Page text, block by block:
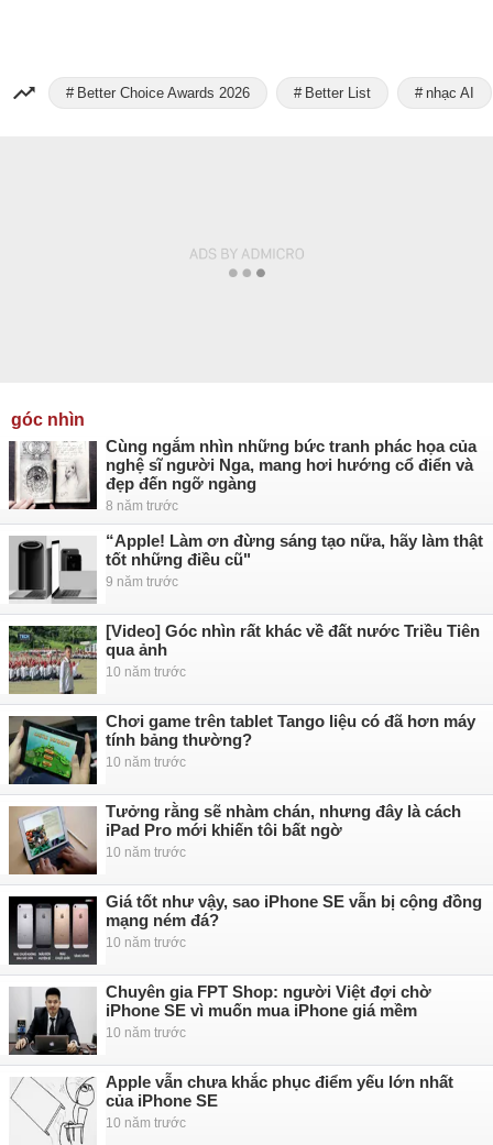
Better Choice Awards 2026 Better List nhạc AI
góc nhìn
Cùng ngắm nhìn những bức tranh phác họa của
nghệ sĩ người Nga, mang hơi hướng cổ điển và
đẹp đến ngỡ ngàng
8 năm trước
“Apple! Làm ơn đừng sáng tạo nữa, hãy làm thật
tốt những điều cũ"
9 năm trước
[Video] Góc nhìn rất khác về đất nước Triều Tiên
qua ảnh
10 năm trước
Chơi game trên tablet Tango liệu có đã hơn máy
tính bảng thường?
10 năm trước
Tưởng rằng sẽ nhàm chán, nhưng đây là cách
iPad Pro mới khiến tôi bất ngờ
10 năm trước
Giá tốt như vậy, sao iPhone SE vẫn bị cộng đồng
mạng ném đá?
10 năm trước
Chuyên gia FPT Shop: người Việt đợi chờ
iPhone SE vì muốn mua iPhone giá mềm
10 năm trước
Apple vẫn chưa khắc phục điểm yếu lớn nhất
của iPhone SE
10 năm trước